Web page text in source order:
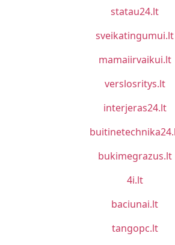
statau24.lt
sveikatingumui.lt
mamaiirvaikui.lt
verslosritys.lt
interjeras24.lt
bukimegrazus.lt
4i.lt
baciunai.lt
tangopc.lt